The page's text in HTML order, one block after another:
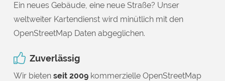
Ein neues Gebäude, eine neue Straße? Unser
weltweiter Kartendienst wird minütlich mit den
OpenStreetMap Daten abgeglichen.
Zuverlässig
Wir bieten seit 2009 kommerzielle OpenStreetMap